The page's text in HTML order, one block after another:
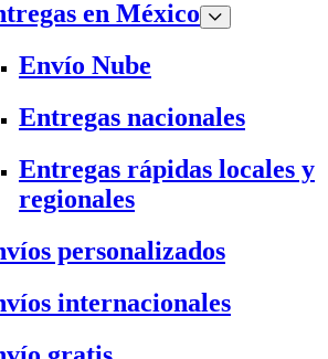
en México
Envío Nube
Entregas nacionales
Entregas rápidas locales y
regionales
personalizados
internacionales